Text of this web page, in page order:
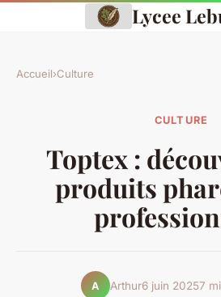
Lycee
Accueil›Culture
CULTURE
Toptex :
produits
A Arthur6 juin 20257